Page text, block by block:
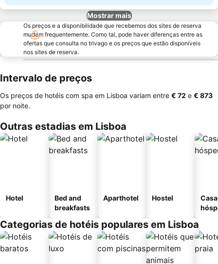
Mostrar mais
Os preços e a disponibilidade que recebemos dos sites de reserva
mudam frequentemente. Como tal, pode haver diferenças entre as
ofertas que consulta no trivago e os preços que estão disponíveis
nos sites de reserva.
Intervalo de preços
Os preços de hotéis com spa em Lisboa variam entre ‎€ 72 e ‎€ 873
por noite.
Outras estadias em Lisboa
Hotel
Bed and
breakfasts
Aparthotel Hostel
Categorias de hotéis populares em Lisboa